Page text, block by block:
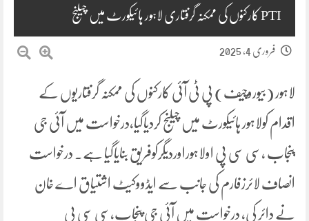
PTI کارکنوں کی ممکنہ گرفتاری لاہور ہائیکورٹ میں چیلنج
فروری 4, 2025
لاہور (بیوروچیف) پی ٹی آئی کارکنوں کی ممکنہ گرفتاریوں کے
اقدام کولاہور ہائیکورٹ میں چیلنج کردیاگیا،درخواست میں آئی جی
پنجاب ،سی سی پی اولاہوراوردیگرکوفریق بنایاگیا ہے۔ درخواست
انصاف لائرزفارم کی جانب سے ایڈووکیٹ اشتیاق اے خان
نے دائر کی، درخواست میں آئی جی پنجاب،سی سی پی